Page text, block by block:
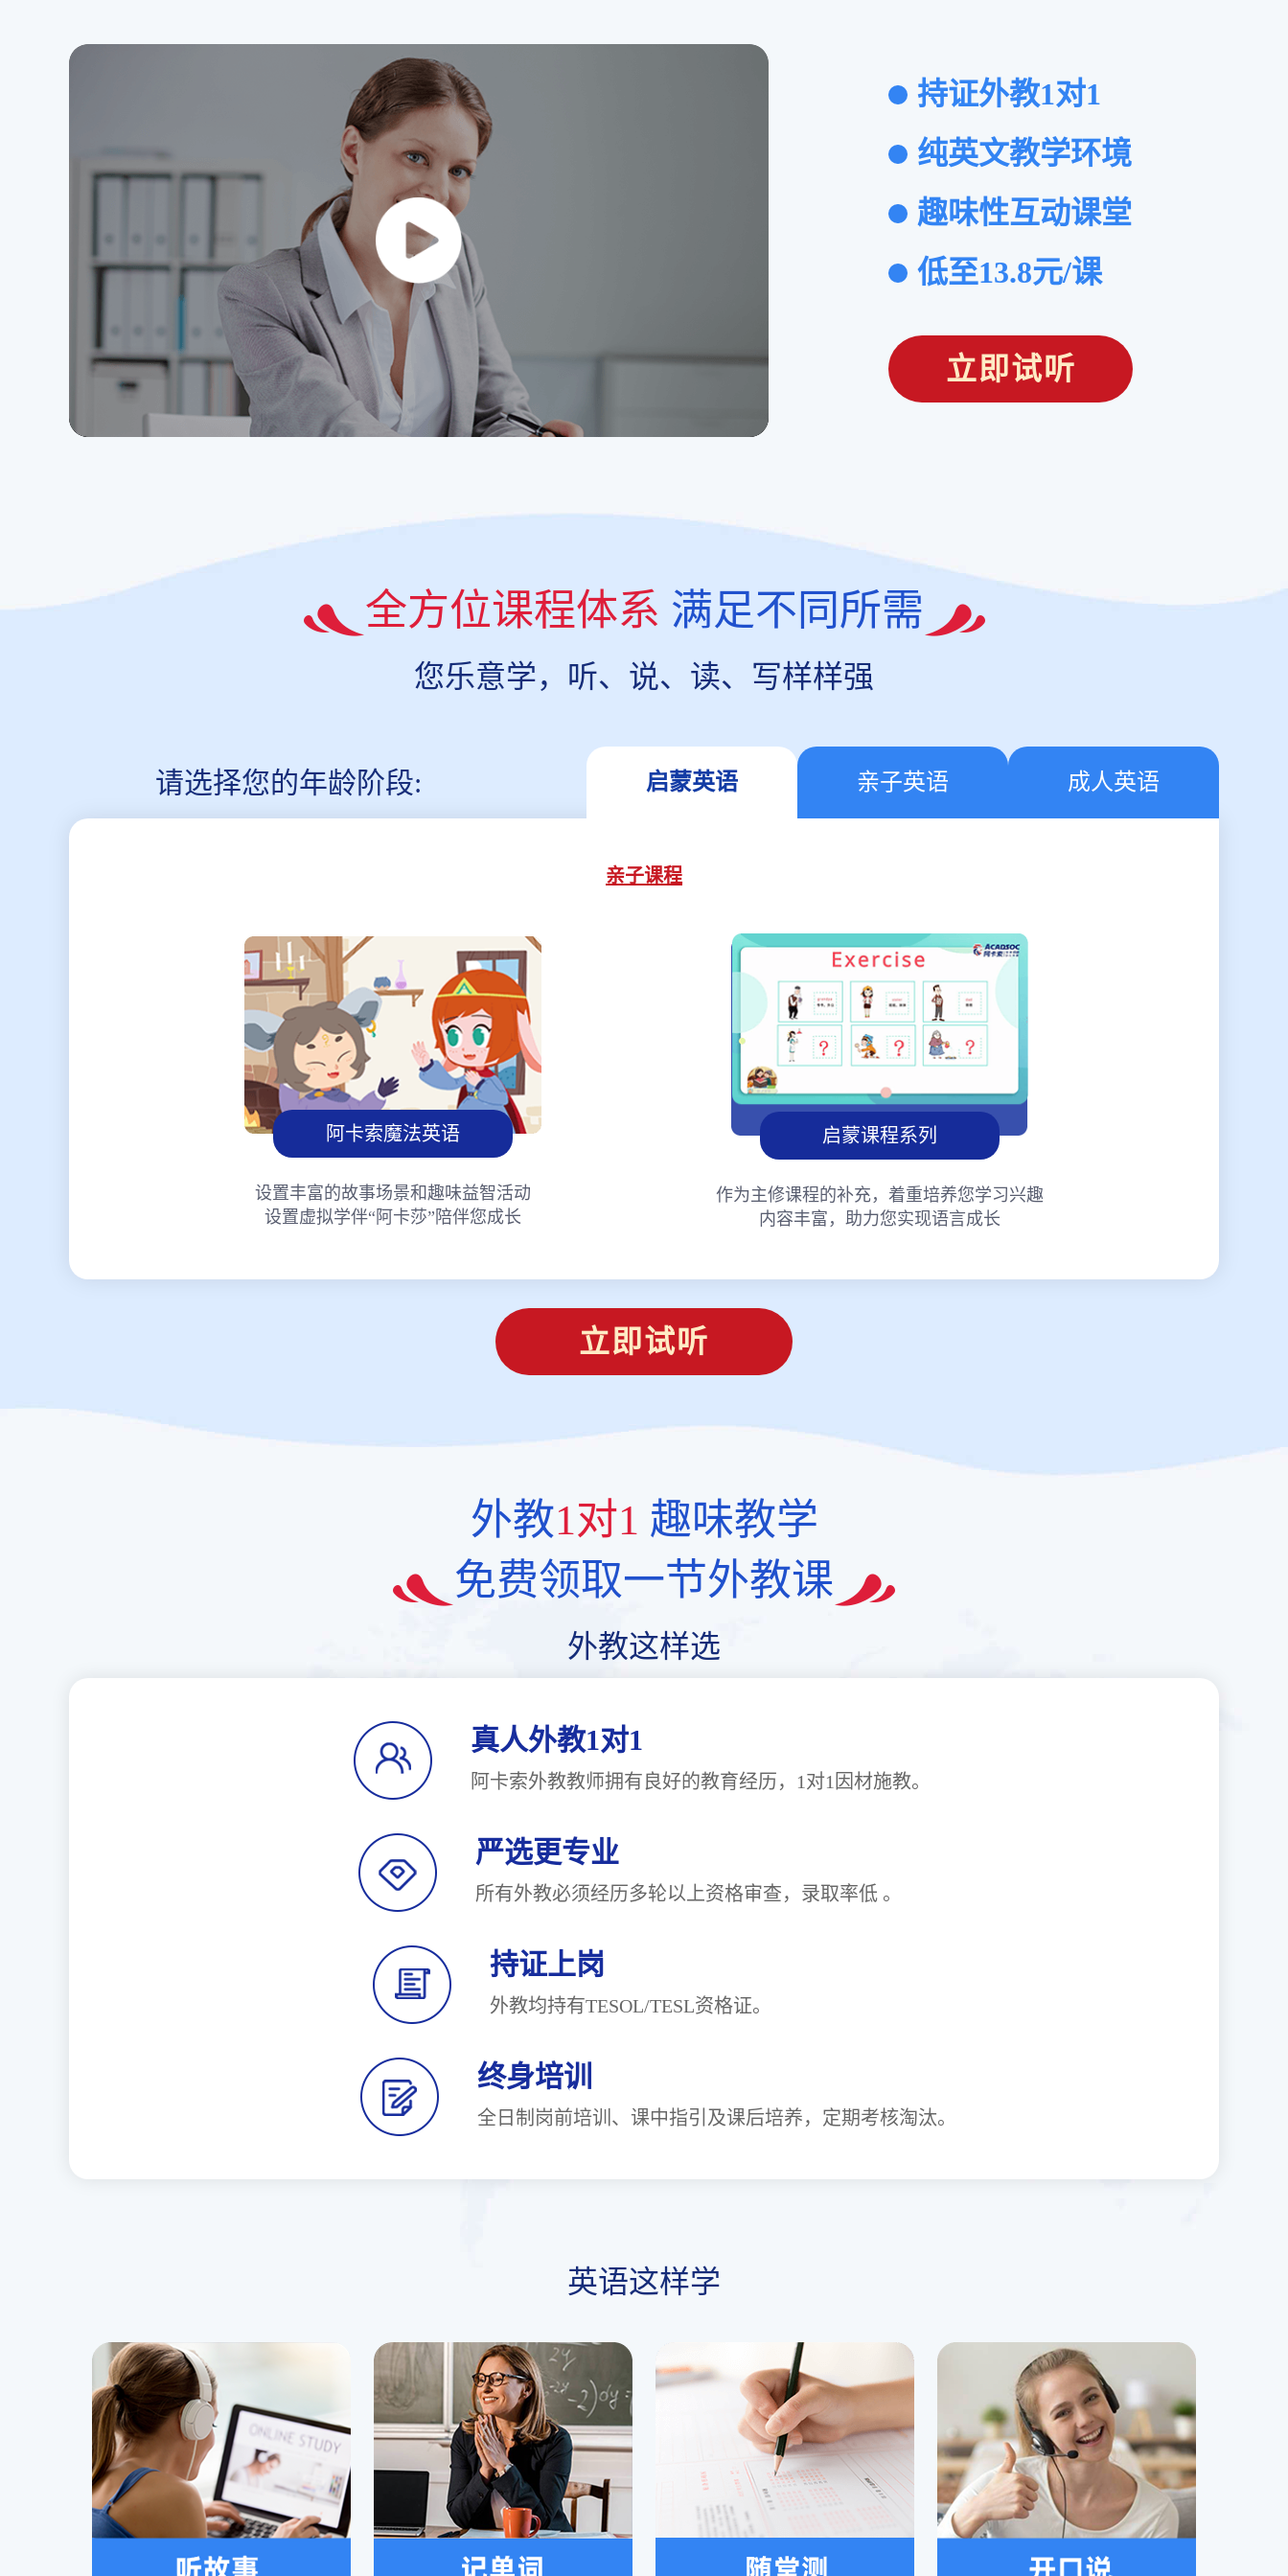
持证外教1对1
纯英文教学环境
趣味性互动课堂
低至13.8元/课
立即试听
全方位课程体系 满足不同所需
您乐意学，听、说、读、写样样强
请选择您的年龄阶段: 启蒙英语 亲子英语 成人英语
亲子课程
阿卡索魔法英语
设置丰富的故事场景和趣味益智活动
设置虚拟学伴“阿卡莎”陪伴您成长
启蒙课程系列
作为主修课程的补充，着重培养您学习兴趣
内容丰富，助力您实现语言成长
立即试听
外教1对1 趣味教学
免费领取一节外教课
外教这样选
真人外教1对1
阿卡索外教教师拥有良好的教育经历，1对1因材施教。
严选更专业
所有外教必须经历多轮以上资格审查，录取率低 。
持证上岗
外教均持有TESOL/TESL资格证。
终身培训
全日制岗前培训、课中指引及课后培养，定期考核淘汰。
英语这样学